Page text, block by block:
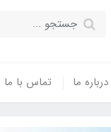
درباره ما تماس با ما